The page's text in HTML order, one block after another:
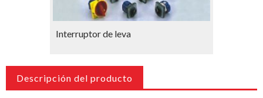
Interruptor de leva
Descripción del producto